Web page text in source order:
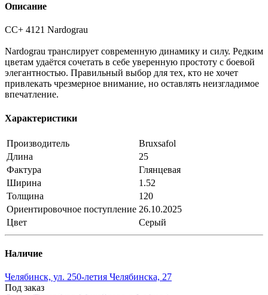
Описание
CC+ 4121 Nardograu
Nardograu транслирует современную динамику и силу. Редким
цветам удаётся сочетать в себе уверенную простоту с боевой
элегантностью. Правильный выбор для тех, кто не хочет
привлекать чрезмерное внимание, но оставлять неизгладимое
впечатление.
Характеристики
Производитель
Bruxsafol
Длина
25
Фактура
Глянцевая
Ширина
1.52
Толщина
120
Ориентировочное поступление 26.10.2025
Цвет
Серый
Наличие
Челябинск, ул. 250-летия Челябинска, 27
Под заказ